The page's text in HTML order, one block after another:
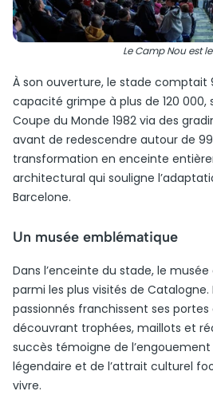
Le Camp Nou est
À son ouverture, le stade comptait
capacité grimpe à plus de 120
Coupe du Monde 1982 via des
avant de redescendre autour de
transformation en enceinte
architectural qui souligne
Barcelone.
Un musée emblématique
Dans l’enceinte du stade, le
parmi les plus visités de Catalogne.
passionnés franchissent ses
découvrant trophées, maillots et
succès témoigne de
légendaire et de l’attrait culturel
vivre.